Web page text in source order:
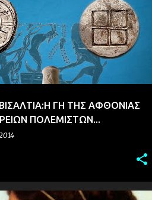
ΓΗ ΤΗΣ ΑΦΘΟΝΙΑΣ
ΠΟΛΕΜΙΣΤΩΝ...